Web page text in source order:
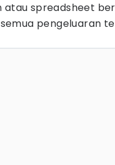
atau spreadsheet
pengeluaran